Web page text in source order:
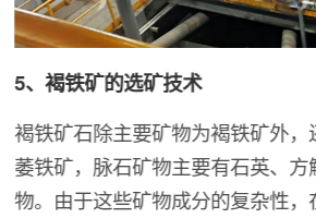
5、褐铁矿的选矿技术
褐铁矿石除主要矿物为褐铁矿外
萎铁矿，脉石矿物主要有石英、
物。由于这些矿物成分的复杂性